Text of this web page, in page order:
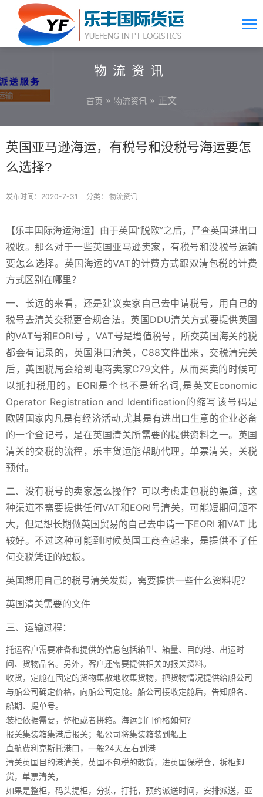
物流资讯
首页 » 物流资讯 » 正文
英国亚马逊海运，有税号和没税号海运要怎
么选择?
发布时间：2020-7-31 分类： 物流资讯
【乐丰国际海运海运】由于英国“脱欧”之后，严查英国进出口
税收。那么对于一些英国亚马逊卖家，有税号和没税号运输
要怎么选择。英国海运的VAT的计费方式跟双清包税的计费
方式区别在哪里？
一、长远的来看，还是建议卖家自己去申请税号，用自己的
税号去清关交税更合规合法。英国DDU清关方式要提供英国
的VAT号和EORI号 ，VAT号是增值税号，所交英国海关的税
都会有记录的，英国港口清关，C88文件出来，交税清完关
后，英国税局会给到电商卖家C79文件，从而买卖的时候可
以抵扣税用的。EORI是个也不是新名词,是英文Economic
Operator Registration and Identification的缩写该号码是
欧盟国家内凡是有经济活动,尤其是有进出口生意的企业必备
的一个登记号，是在英国清关所需要的提供资料之一。英国
清关的交税的流程，乐丰货运能帮助代理，单票清关，关税
预付。
二、没有税号的卖家怎么操作？可以考虑走包税的渠道，这
种渠道不需要提供任何VAT和EORI号清关，可能短期问题不
大，但是想长期做英国贸易的自己去申请一下EORI 和VAT 比
较好。不过这种可能到时候英国工商查起来，是提供不了任
何交税凭证的短板。
英国想用自己的税号清关发货，需要提供一些什么资料呢？
英国清关需要的文件
三、运输过程：
托运客户需要准备和提供的信息包括箱型、箱量、目的港、出运时
间、货物品名。另外，客户还需要提供相关的报关资料。
收货，定舱在固定的货物集散地收集货物，把货物情况提供给船公司
与船公司确定价格，向船公司定舱。船公司接收定舱后，告知船名、
船期、提单号。
装柜依据需要，整柜或者拼箱。海运到门价格如何？
报关集装箱集港后报关；船公司将集装箱装到船上
直航费利克斯托港口，一般24天左右到港
清关英国目的港清关，英国不包税的散货，进英国保税仓，拆柜卸
货，单票清关，
如果是整柜，码头提柜，分拣，打托，预约派送时间，安排派送，亚